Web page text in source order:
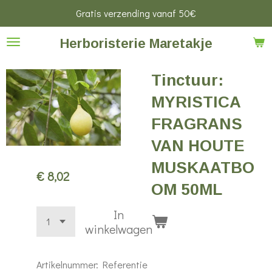
naar
hoofdinhoud
Herboristerie Maretakje
Gratis verzending vanaf 50€
Tinctuur:
MYRISTICA
FRAGRANS
VAN HOUTE
MUSKAATBO
OM 50ML
€ 8,02
In
winkelwagen
Artikelnummer: Referentie